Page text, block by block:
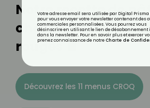
Notre recette de
chocolat et aux
rouges 🍫
Découvrez les 11 menus CROQ
Votre adresse email sera utilisée par Digital Prisma
pour vous envoyer votre newsletter contenant des
commerciales personnalisées. Vous pourrez vous
désinscrire en utilisant le lien de désabonnement
dans la newsletter. Pour en savoir plus et exercer
prenez connaissance de notre Charte de